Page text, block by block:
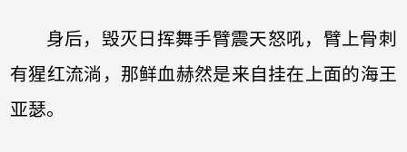
身后，毁灭日挥舞手臂震天怒吼，臂上骨刺
有猩红流淌，那鲜血赫然是来自挂在上面的海王
亚瑟。